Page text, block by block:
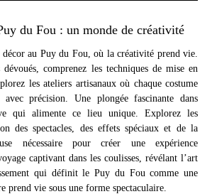
du Fou : un monde de créativité
décor au Puy du Fou, où la créativité prend vie.
dévoués, comprenez les techniques de mise en
les ateliers artisanaux où chaque costume
précision. Une plongée fascinante dans
qui alimente ce lieu unique. Explorez les
des spectacles, des effets spéciaux et de la
nécessaire pour créer une expérience
captivant dans les coulisses, révélant l’art
qui définit le Puy du Fou comme une
prend vie sous une forme spectaculaire.